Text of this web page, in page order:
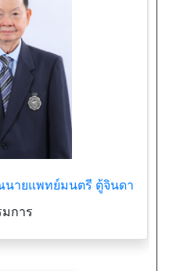
นายแพทย์มนตรี ตู้จินดา
มการ